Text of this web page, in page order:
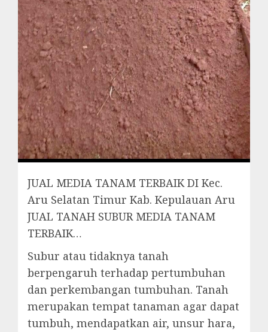
JUAL MEDIA TANAM TERBAIK DI Kec.
Aru Selatan Timur Kab. Kepulauan Aru
JUAL TANAH SUBUR MEDIA TANAM
TERBAIK…
Subur atau tidaknya tanah
berpengaruh terhadap pertumbuhan
dan perkembangan tumbuhan. Tanah
merupakan tempat tanaman agar dapat
tumbuh, mendapatkan air, unsur hara,